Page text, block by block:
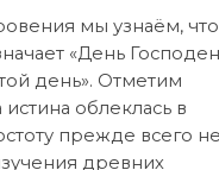
мы узнаём, что
«День
день». Отметим
истина облеклась в
прежде всего
древних